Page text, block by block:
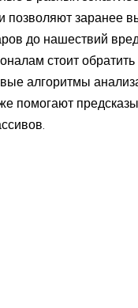
позволяют заранее
до нашествий
стоит
алгоритмы
помогают